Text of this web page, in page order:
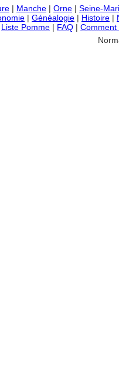
| Manche | Orne | Seine-
| Généalogie | Histoire |
Liste Pomme | FAQ | Comment